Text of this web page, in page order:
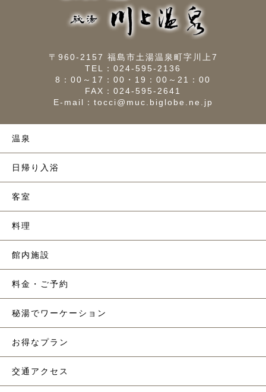
〒960-2157 福島市土湯温泉町字川上7
TEL： 024-595-2136
8：00～17：00・19：00～21：00
FAX：024-595-2641
E-mail： tocci@muc.biglobe.ne.jp
温泉
日帰り入浴
客室
料理
館内施設
料金・ご予約
秘湯でワーケーション
お得なプラン
交通アクセス